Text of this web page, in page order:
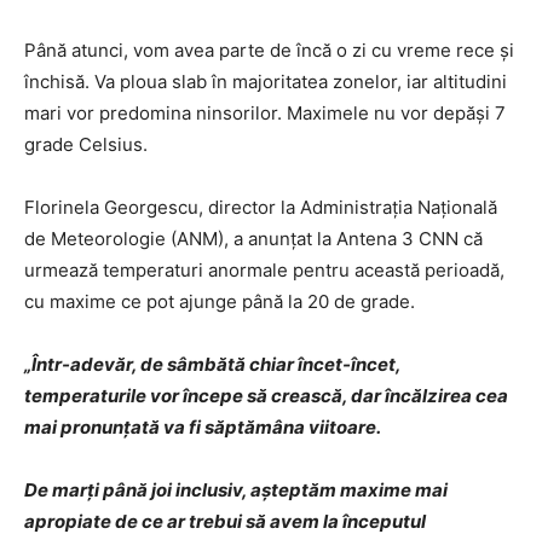
Până atunci, vom avea parte de încă o zi cu vreme rece și
închisă. Va ploua slab în majoritatea zonelor, iar altitudini
mari vor predomina ninsorilor. Maximele nu vor depăși 7
grade Celsius.
Florinela Georgescu, director la Administraţia Naţională
de Meteorologie (ANM), a anunțat la Antena 3 CNN că
urmează temperaturi anormale pentru această perioadă,
cu maxime ce pot ajunge până la 20 de grade.
„Într-adevăr, de sâmbătă chiar încet-încet,
temperaturile vor începe să crească, dar încălzirea cea
mai pronunțată va fi săptămâna viitoare.
De marți până joi inclusiv, așteptăm maxime mai
apropiate de ce ar trebui să avem la începutul